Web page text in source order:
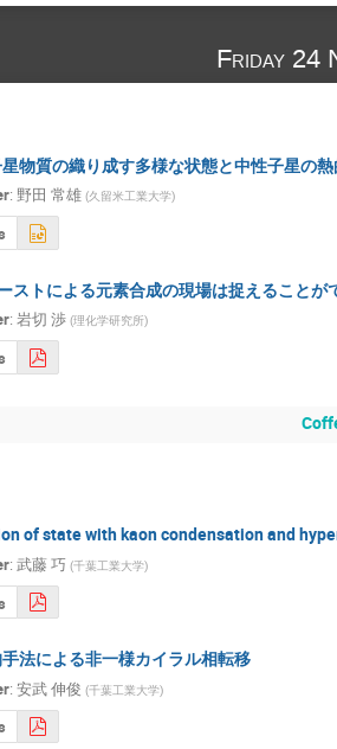
Friday 24
物質の織り成す多様な状態と中性子星の
: 野田 常雄 (久留米工業大学)
ストによる元素合成の現場は捉えることが
: 岩切 渉 (理化学研究所)
of state with kaon condensation and
: 武藤 巧 (千葉工業大学)
法による非一様カイラル相転移
: 安武 伸俊 (千葉工業大学)